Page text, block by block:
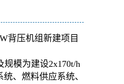
背压机组新建项目
模为建设2x170t/h
、燃料供应系统、